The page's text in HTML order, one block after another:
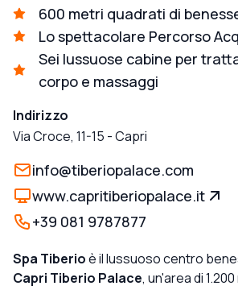
600 metri quadrati di
Lo spettacolare Percorso
Sei lussuose cabine per
corpo e massaggi
Indirizzo
Via Croce, 11-15 -Capri
info@tiberiopalace.com
www.capritiberiopalace.it
+39 081 9787877
Spa Tiberioè il lussuoso centro
Capri Tiberio Palace, un'area di